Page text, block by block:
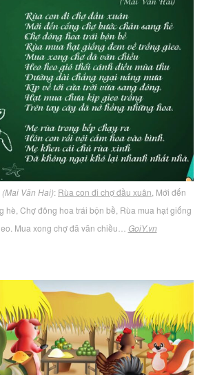
(Mai Văn Hai): Rùa con đi chợ đầu xuân , Mới đến
hè, Chợ đông hoa trái bộn bề, Rùa mua hạt giống
Mua xong chợ đã vãn chiều… GoiY.vn